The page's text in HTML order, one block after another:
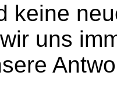
keine
uns